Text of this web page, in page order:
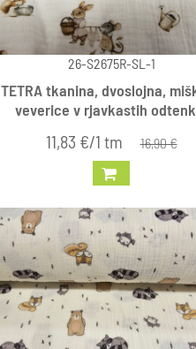
26-S2675R-SL-1
TETRA tkanina, dvoslojna,
veverice v rjavkastih
11,83 €/1 tm 16,90 €